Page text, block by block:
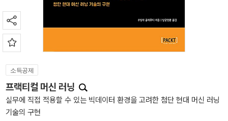
소득공제
프랙티컬 머신 러닝
실무에 직접 적용할 수 있는 빅데이터 환경을 고려한 첨단 현대 머신 러닝
기술의 구현